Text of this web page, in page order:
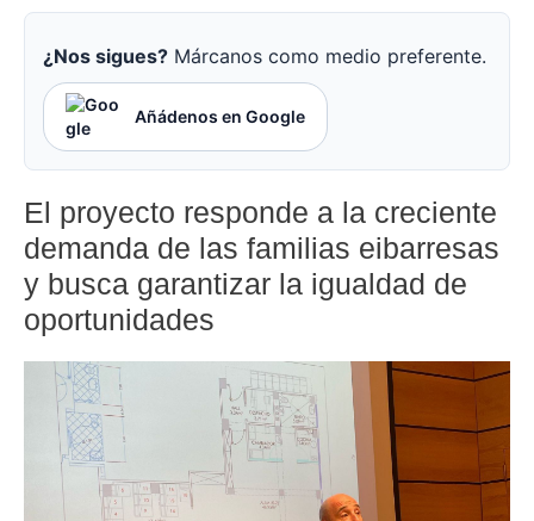
¿Nos sigues? Márcanos como medio preferente.
Añádenos en Google
El proyecto responde a la creciente
demanda de las familias eibarresas
y busca garantizar la igualdad de
oportunidades